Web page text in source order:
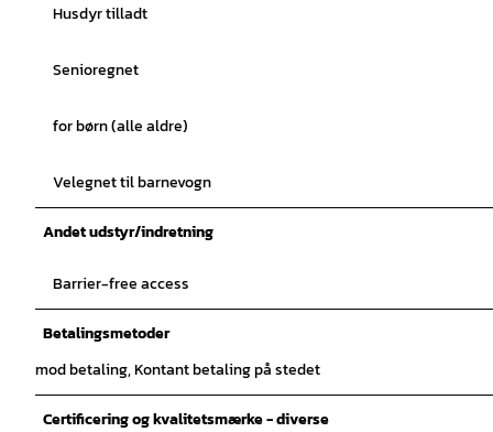
Husdyr tilladt
Senioregnet
for børn (alle aldre)
Velegnet til barnevogn
Andet udstyr/indretning
Barrier-free access
Betalingsmetoder
mod betaling, Kontant betaling på stedet
Certificering og kvalitetsmærke - diverse